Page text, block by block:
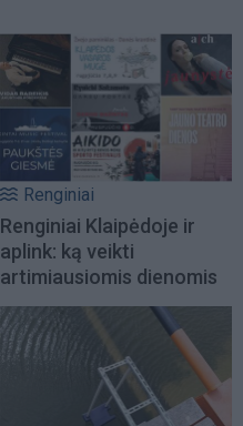
Renginiai
Renginiai Klaipėdoje ir
aplink: ką veikti
artimiausiomis dienomis